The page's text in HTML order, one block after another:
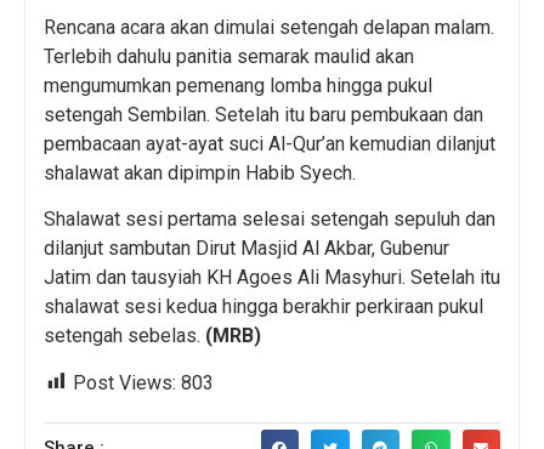
Rencana acara akan dimulai setengah delapan malam.
Terlebih dahulu panitia semarak maulid akan
mengumumkan pemenang lomba hingga pukul
setengah Sembilan. Setelah itu baru pembukaan dan
pembacaan ayat-ayat suci Al-Qur’an kemudian dilanjut
shalawat akan dipimpin Habib Syech.
Shalawat sesi pertama selesai setengah sepuluh dan
dilanjut sambutan Dirut Masjid Al Akbar, Gubenur
Jatim dan tausyiah KH Agoes Ali Masyhuri. Setelah itu
shalawat sesi kedua hingga berakhir perkiraan pukul
setengah sebelas. (MRB)
Post Views: 803